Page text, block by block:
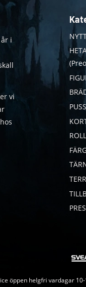
i
vi
öppen helgfri vardagar